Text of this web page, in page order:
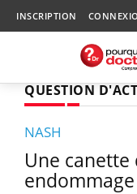
INSCRIPTION
QUESTION
NASH
Une